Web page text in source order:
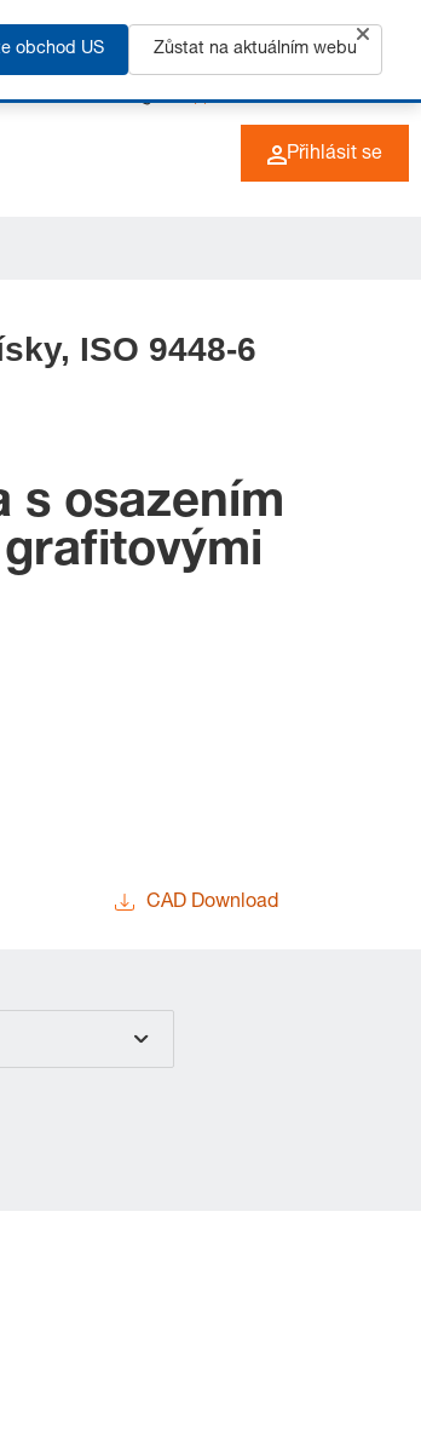
+49 (0) 6266 73-0 CZ
Přihlásit se
ISO 9448-6
s osazením
CAD Download
obchod US Zůstat na aktuálním webu